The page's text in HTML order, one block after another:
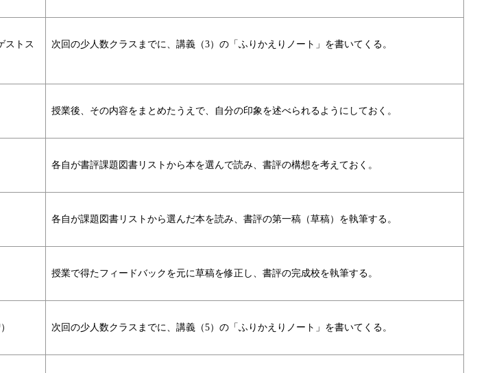
ストス
次回の少人数クラスまでに、講義（3）の「ふりかえりノート」を書いてくる。
授業後、その内容をまとめたうえで、自分の印象を述べられるようにしておく。
各自が書評課題図書リストから本を選んで読み、書評の構想を考えておく。
各自が課題図書リストから選んだ本を読み、書評の第一稿（草稿）を執筆する。
授業で得たフィードバックを元に草稿を修正し、書評の完成校を執筆する。
次回の少人数クラスまでに、講義（5）の「ふりかえりノート」を書いてくる。